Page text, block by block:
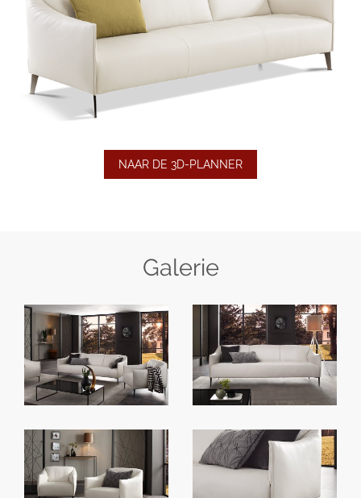
NAAR DE 3D-PLANNER
Galerie